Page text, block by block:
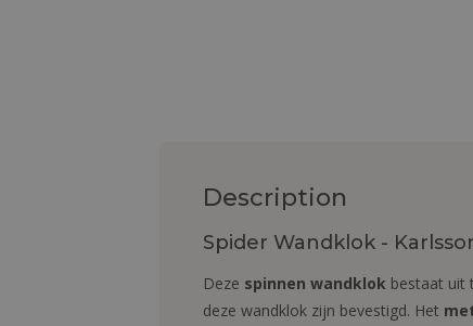
Description
Spider Wandklok -
Deze spinnen wandklok bestaat uit
deze wandklok zijn bevestigd. Het